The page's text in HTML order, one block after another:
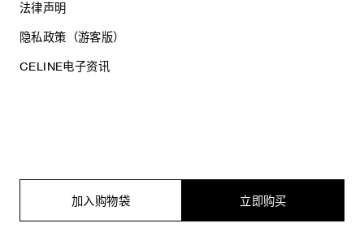
立即购买
加入购物袋
法律声明
隐私政策（游客版）
CELINE电子资讯
思琳商贸（上海）有限公司
沪公网安备 31010602005569
电子营业执照